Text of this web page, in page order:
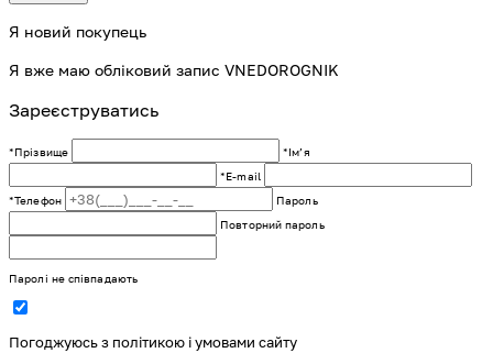
Я новий покупець
Я вже маю обліковий запис VNEDOROGNIK
Зареєструватись
*Прізвище
*Імʼя
*E-mail
*Телефон
Пароль
Повторний пароль
Паролі не співпадають
Погоджуюсь з політикою і умовами сайту